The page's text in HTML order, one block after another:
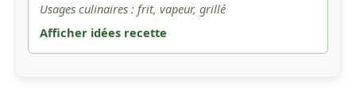
Usages culinaires : frit, vapeur, grillé
Afficher idées recette